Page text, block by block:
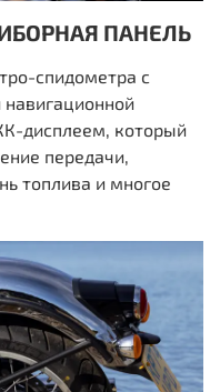
ПАНЕЛЬ
спидометра с
дисплеем, который
передачи,
топлива и многое